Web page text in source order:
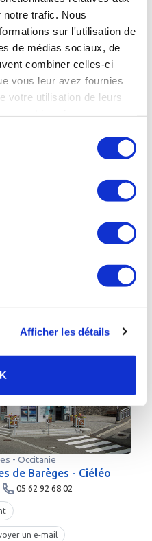
trafic. Nous
sur l'utilisation de
de médias sociaux, de
combiner celles-ci
vous leur avez fournies
votre utilisation de leurs
Afficher les détails
- Occitanie
de Barèges - Ciéléo
05 62 92 68 02
un e-mail